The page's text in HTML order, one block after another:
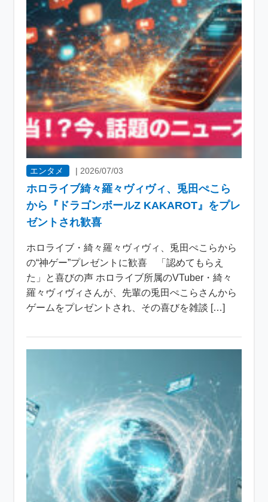
エンタメ | 2026/07/03
ホロライブ綺々羅々ヴィヴィ、兎田ぺこら
から『ドラゴンボールZ KAKAROT』をプレ
ゼントされ歓喜
ホロライブ・綺々羅々ヴィヴィ、兎田ぺこらから
の“神ゲー”プレゼントに歓喜 「認めてもらえ
た」と喜びの声 ホロライブ所属のVTuber・綺々
羅々ヴィヴィさんが、先輩の兎田ぺこらさんから
ゲームをプレゼントされ、その喜びを雑談 […]